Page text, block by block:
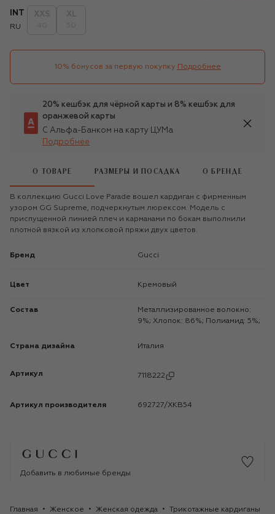
INT
RU
10% бонусов за первую покупку Подробнее
20% кешбэк для чёрной карты и 8% кешбэк для
оранжевой карты
С Альфа-Банком на карту ЦУМа
Подробнее
О ТОВАРЕ РАЗМЕРЫ И ПОСАДКА О БРЕНДЕ
В коллекцию Gucci Love Parade вошел кардиган с фирменным
узором GG Supreme, подчеркнутым люрексом. Модель с
приспущенной линией плеч и карманами по бокам выполнили
плотной вязкой из хлопковой пряжи двух цветов.
Бренд Gucci
Цвет Кремовый
Состав
Металлизированное волокно:
9%; Хлопок: 86%; Полиамид: 5%;
Страна дизайна Италия
Артикул 7118222
Артикул производителя 692727/XKB54
Добавить в любимые бренды
Главная Женское Женская одежда Трикотажные кардиганы